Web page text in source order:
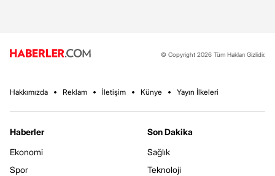
© Copyright 2026 Tüm Hakları Gizlidir.
Hakkımızda Reklam İletişim Künye Yayın İlkeleri
Haberler
Ekonomi
Spor
Son Dakika
Sağlık
Teknoloji